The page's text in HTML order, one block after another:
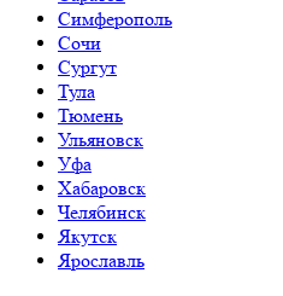
Симферополь
Сочи
Сургут
Тула
Тюмень
Ульяновск
Уфа
Хабаровск
Челябинск
Якутск
Ярославль